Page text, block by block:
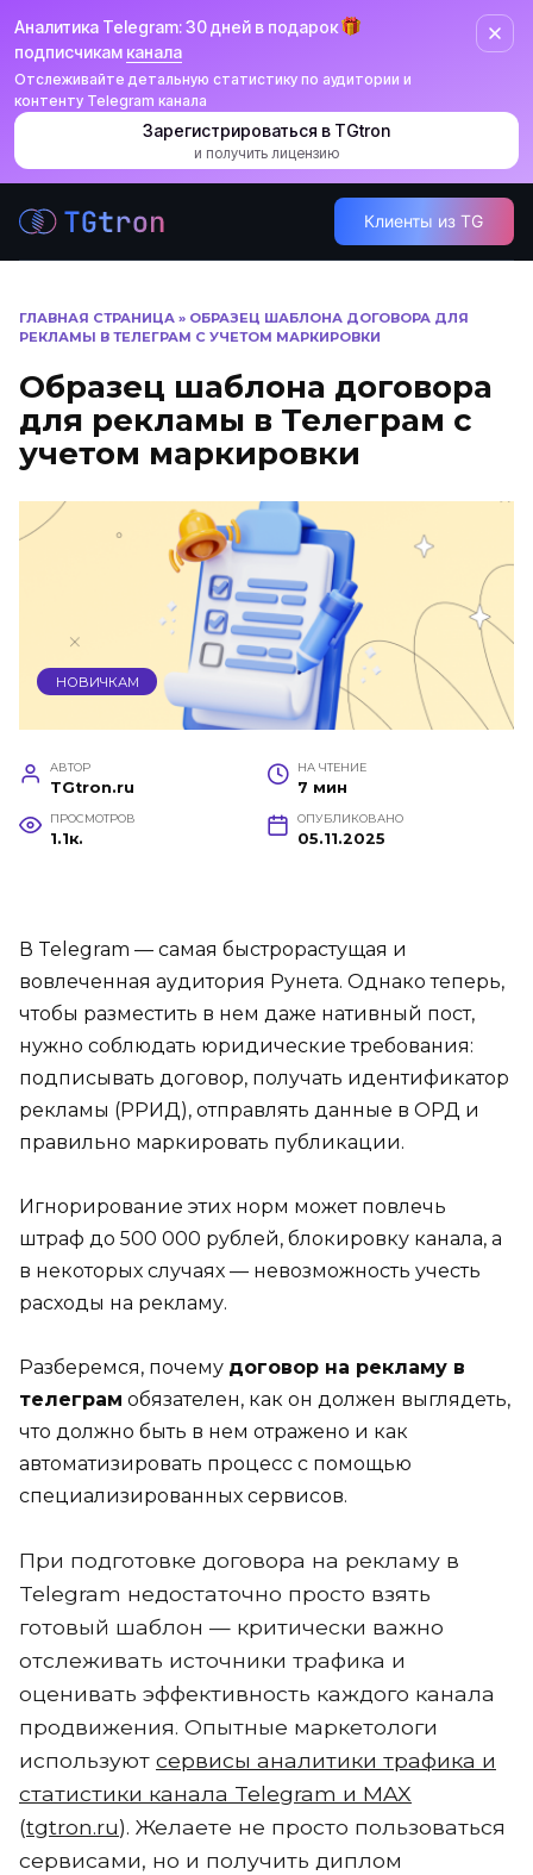
Аналитика Telegram: 30 дней в подарок
подписчикам канала
Отслеживайте детальную статистику по аудитории и
контенту Telegram канала
Зарегистрироваться в TGtron
и получить лицензию
Клиенты из TG
ГЛАВНАЯ СТРАНИЦА » ОБРАЗЕЦ ШАБЛОНА ДОГОВОРА ДЛЯ
РЕКЛАМЫ В ТЕЛЕГРАМ С УЧЕТОМ МАРКИРОВКИ
Образец шаблона договора
для рекламы в Телеграм с
учетом маркировки
НОВИЧКАМ
АВТОР
TGtron.ru
НА ЧТЕНИЕ
7 мин
ПРОСМОТРОВ
1.1к.
ОПУБЛИКОВАНО
05.11.2025
В Telegram — самая быстрорастущая и
вовлеченная аудитория Рунета. Однако теперь,
чтобы разместить в нем даже нативный пост,
нужно соблюдать юридические требования:
подписывать договор, получать идентификатор
рекламы (РРИД), отправлять данные в ОРД и
правильно маркировать публикации.
Игнорирование этих норм может повлечь
штраф до 500 000 рублей, блокировку канала, а
в некоторых случаях — невозможность учесть
расходы на рекламу.
Разберемся, почему договор на рекламу в
телеграм обязателен, как он должен выглядеть,
что должно быть в нем отражено и как
автоматизировать процесс с помощью
специализированных сервисов.
При подготовке договора на рекламу в
Telegram недостаточно просто взять
готовый шаблон — критически важно
отслеживать источники трафика и
оценивать эффективность каждого канала
продвижения. Опытные маркетологи
используют сервисы аналитики трафика и
статистики канала Telegram и MAX
(tgtron.ru). Желаете не просто пользоваться
сервисами, но и получить диплом